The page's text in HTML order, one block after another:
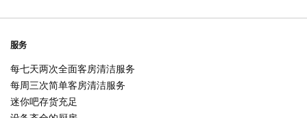
服务
每七天两次全面客房清洁服务
每周三次简单客房清洁服务
迷你吧存货充足